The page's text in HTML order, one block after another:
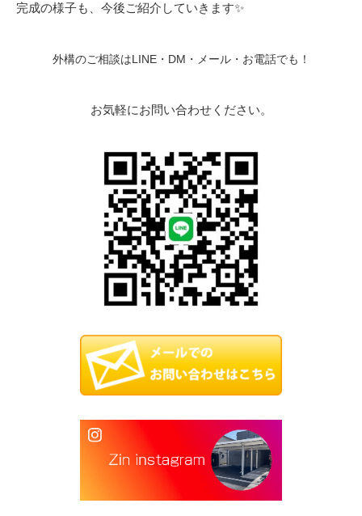
完成の様子も、今後ご紹介していきます✨
外構のご相談はLINE・DM・メール・お電話でも！
お気軽にお問い合わせください。